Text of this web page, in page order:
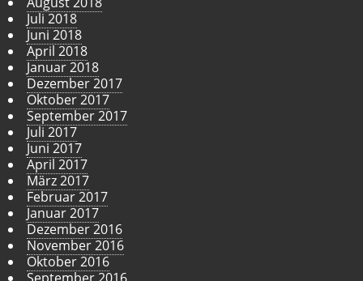
Juli 2018
Juni 2018
April 2018
Januar 2018
Dezember 2017
Oktober 2017
September 2017
Juli 2017
Juni 2017
April 2017
März 2017
Februar 2017
Januar 2017
Dezember 2016
November 2016
Oktober 2016